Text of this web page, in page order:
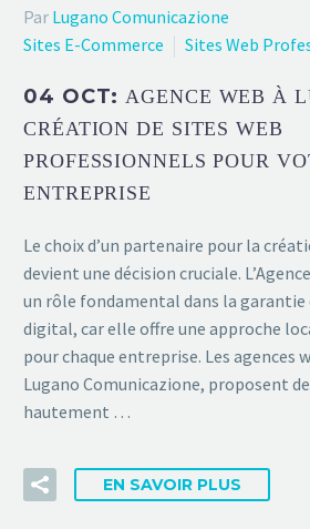
Par Lugano Comunicazione
Sites E-Commerce
Sites Web
04 OCT:AGENCE WEB À
CRÉATION DE SITES WEB
PROFESSIONNELS POUR
ENTREPRISE
Le choix d’un partenaire pour la
devient une décision cruciale.
un rôle fondamental dans la garantie
digital, car elle offre une approche
pour chaque entreprise. Les agences
Lugano Comunicazione, proposent
hautement …
EN SAVOIR PLUS